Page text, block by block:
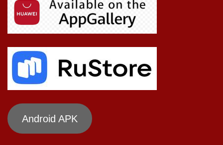
Android APK